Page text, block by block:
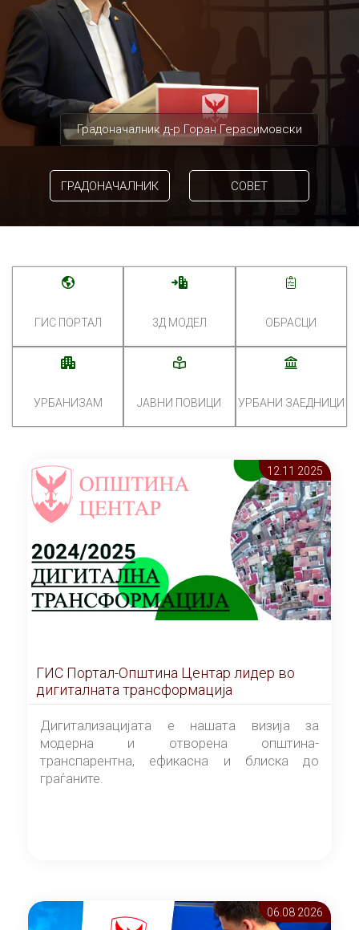
Градоначалник д-р Горан Герасимовски
ГРАДОНАЧАЛНИК СОВЕТ
ГИС ПОРТАЛ 3Д МОДЕЛ ОБРАСЦИ
УРБАНИЗАМ ЈАВНИ ПОВИЦИ УРБАНИ ЗАЕДНИЦИ
12.11 2025
ГИС Портал-Општина Центар лидер во
дигиталната трансформација
Дигитализацијата е нашата визија за
модерна и отворена општина-
транспарентна, ефикасна и блиска до
граѓаните.
06.08 2026